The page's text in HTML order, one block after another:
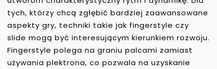
tych, którzy chcą zgłębić bardziej zaawansowane
aspekty gry, techniki takie jak fingerstyle czy
slide mogą być interesującym kierunkiem rozwoju.
Fingerstyle polega na graniu palcami zamiast
używania plektrona, co pozwala na uzyskanie